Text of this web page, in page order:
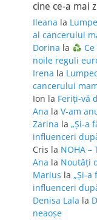
cine ce-a mai
Ileana la
al cancerului
Dorina la
noile reguli
Irena la
cancerului
Ion la Feriţi-vă
Ana la V-am
Zarina la „Și-a
influenceri
Cris la NOHA –
Ana la Noutăți
Marius la „Și-a
influenceri
Denisa Lala la
neaoșe